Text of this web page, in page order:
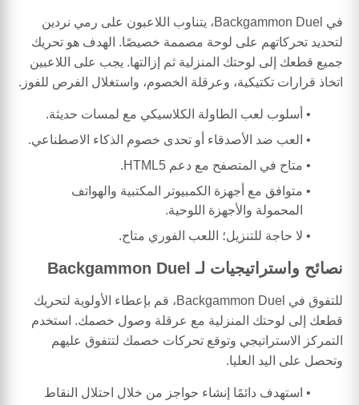
في Backgammon Duel، يتناوب اللاعبون على رمي نردين
لتحديد تحركاتهم على لوحة مصممة خصيصًا. الهدف هو تحريك
جميع قطعك إلى لوحتك المنزلية ثم إزالتها. يجب على اللاعبين
اتخاذ قرارات تكتيكية، وعرقلة الخصوم، واستغلال الفرص للفوز.
أسلوب لعب الطاولة الكلاسيكي مع لمسات حديثة.
العب ضد الأصدقاء أو تحدى خصوم الذكاء الاصطناعي.
متاح في المتصفح مع دعم HTML5.
متوافق مع أجهزة الكمبيوتر المكتبية والهواتف
المحمولة والأجهزة اللوحية.
لا حاجة للتنزيل؛ اللعب الفوري متاح.
نصائح واستراتيجيات لـ Backgammon Duel
للتفوق في Backgammon Duel، قم بإعطاء الأولوية لتحريك
قطعك إلى لوحتك المنزلية مع عرقلة وصول خصمك. استخدم
التمركز الاستراتيجي وتوقع تحركات خصمك لتتفوق عليهم
وتحصل على اليد العليا.
استهدف دائمًا إنشاء حواجز من خلال احتلال النقاط